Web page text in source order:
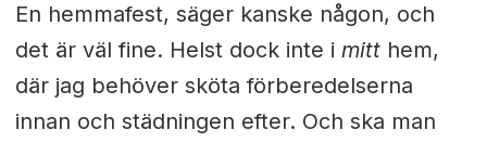
En hemmafest, säger kanske någon, och
det är väl fine. Helst dock inte i mitthem,
där jag behöver sköta förberedelserna
innan och städningen efter. Och ska man